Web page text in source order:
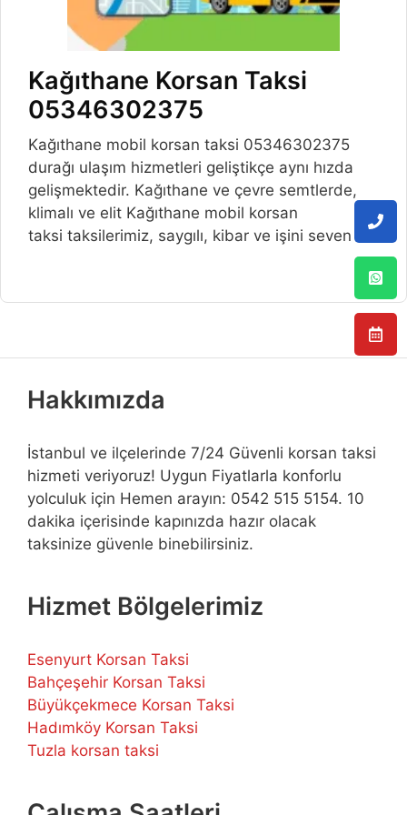
Kağıthane Korsan Taksi
05346302375
Kağıthane mobil korsan taksi 05346302375
durağı ulaşım hizmetleri geliştikçe aynı hızda
gelişmektedir. Kağıthane ve çevre semtlerde,
klimalı ve elit Kağıthane mobil korsan
taksi taksilerimiz, saygılı, kibar ve işini seven
Hakkımızda
İstanbul ve ilçelerinde 7/24 Güvenli korsan taksi
hizmeti veriyoruz! Uygun Fiyatlarla konforlu
yolculuk için Hemen arayın: 0542 515 5154. 10
dakika içerisinde kapınızda hazır olacak
taksinize güvenle binebilirsiniz.
Hizmet Bölgelerimiz
Esenyurt Korsan Taksi
Bahçeşehir Korsan Taksi
Büyükçekmece Korsan Taksi
Hadımköy Korsan Taksi
Tuzla korsan taksi